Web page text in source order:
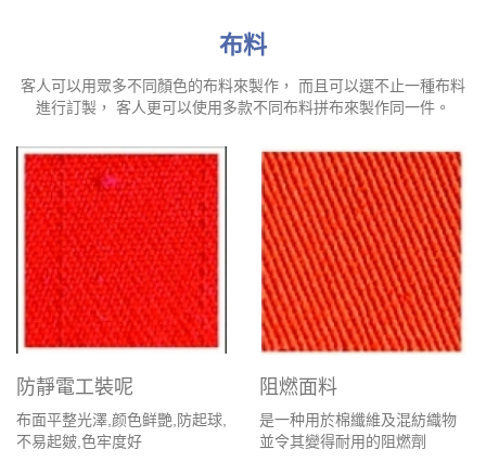
布料
客人可以用眾多不同顏色的布料來製作， 而且可以選不止一種布料
進行訂製， 客人更可以使用多款不同布料拼布來製作同一件。
防靜電工裝呢
布面平整光澤,颜色鲜艷,防起球,
不易起皴,色牢度好
阻燃面料
是一种用於棉纖維及混紡織物
並令其變得耐用的阻燃劑